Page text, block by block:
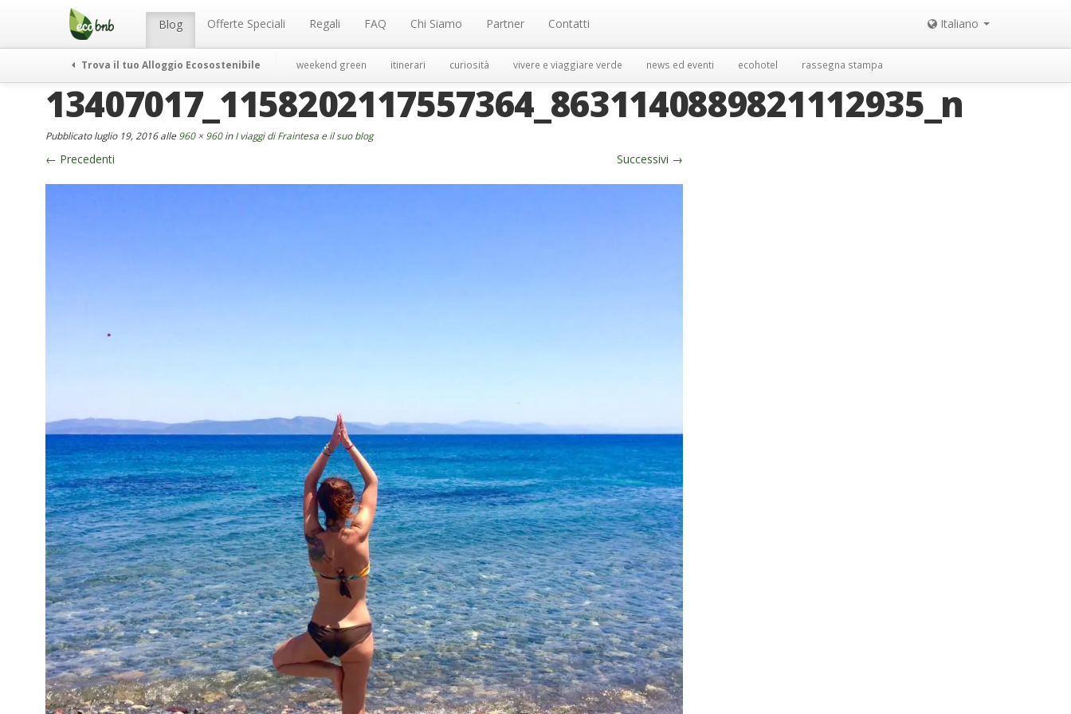
Menu Blog Offerte Speciali Regali FAQ Chi Siamo Partner Contatti Italiano
Trova il tuo Alloggio Ecosostenibile weekend green itinerari curiosità vivere e viaggiare verde news ed eventi ecohotel rassegna stampa
13407017_1158202117557364_8631140889821112935_n
Pubblicatoluglio 19, 2016alle 960 × 960inI viaggi di Fraintesa e il suo blog
← Precedenti Successivi →